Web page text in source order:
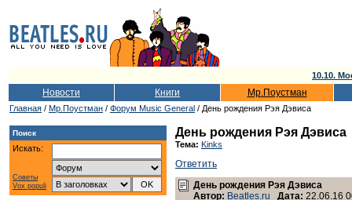
10.10.
Новости Книги Мр.Поустман
Главная / Мр.Поустман / Форум Music General / День рождения Рэя Дэвиса
Поиск
Искать:
Советы
Vox populi
День рождения Рэя Дэвиса
Тема: Kinks
Ответить
День рождения Рэя Дэвиса
Автор: Beatles.ru Дата: 22.06.16